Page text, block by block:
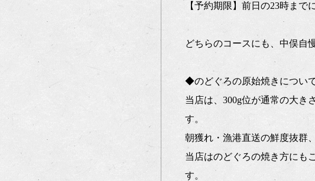
【予約期限】前日の23時まで
どちらのコースにも、中俣自
◆のどぐろの原始焼きについ
当店は、300g位が通常の大き
す。
朝獲れ・漁港直送の鮮度抜群
当店はのどぐろの焼き方にも
す。